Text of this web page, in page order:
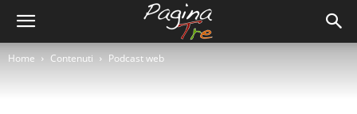
Home Contenuti Podcast web